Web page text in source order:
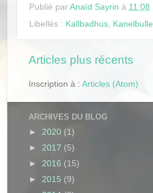
Publié par Anaïd Sayrin à 11:08
Libellés : Kallbadhus Kanelbulle
Articles plus récents
Inscription à : Articles (Atom)
ARCHIVES DU BLOG
► 2020 (1)
► 2017 (5)
► 2016 (15)
► 2015 (9)